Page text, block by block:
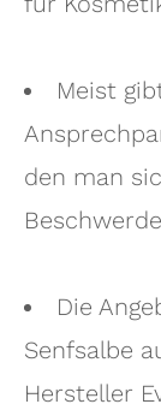
Meist
den man
Die
Senfsalbe
Hersteller